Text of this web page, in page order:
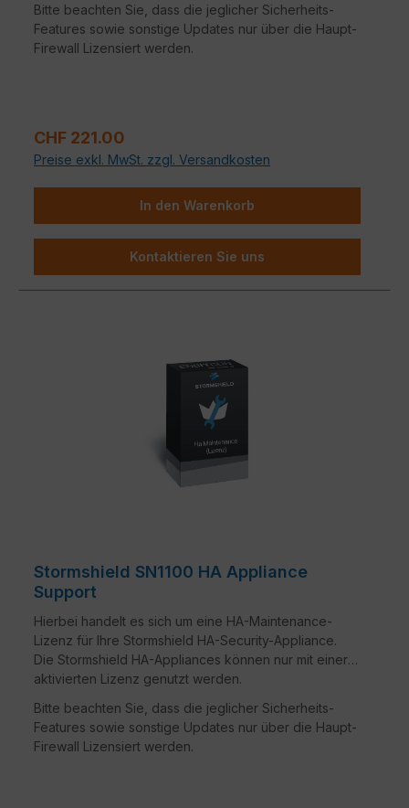
Bitte beachten Sie, dass die jeglicher Sicherheits-
Features sowie sonstige Updates nur über die Haupt-
Firewall Lizensiert werden.
Regulärer Preis:
CHF 221.00
Preise exkl. MwSt. zzgl. Versandkosten
In den Warenkorb
Kontaktieren Sie uns
Stormshield SN1100 HA Appliance
Support
Hierbei handelt es sich um eine HA-Maintenance-
Lizenz für Ihre Stormshield HA-Security-Appliance.
Die Stormshield HA-Appliances können nur mit einer
aktivierten Lizenz genutzt werden.
Bitte beachten Sie, dass die jeglicher Sicherheits-
Features sowie sonstige Updates nur über die Haupt-
Firewall Lizensiert werden.